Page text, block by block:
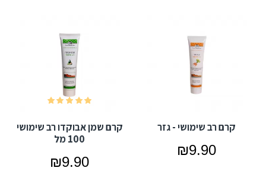
קרם רב שימושי - גזר
₪9.90
קרם שמן אבוקדו רב שימושי
100 מל
₪9.90